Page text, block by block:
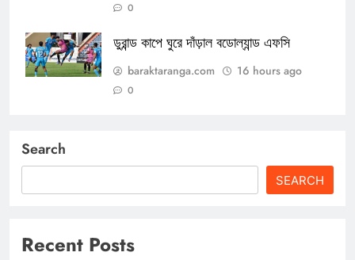
0
ডুরান্ড কাপে ঘুরে দাঁড়াল বডোল্যান্ড এফসি
baraktaranga.com 16 hours ago
0
Search
SEARCH
Recent Posts